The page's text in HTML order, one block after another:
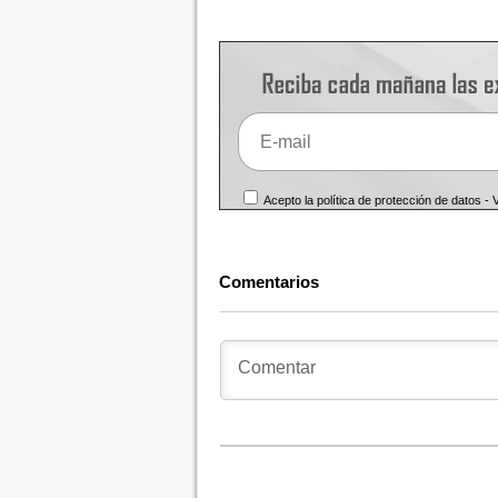
Acepto la política de protección de datos -
Comentarios